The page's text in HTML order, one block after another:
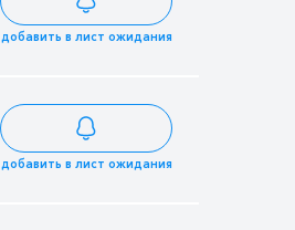
добавить в лист ожидания
79 990
добавить в лист ожидания